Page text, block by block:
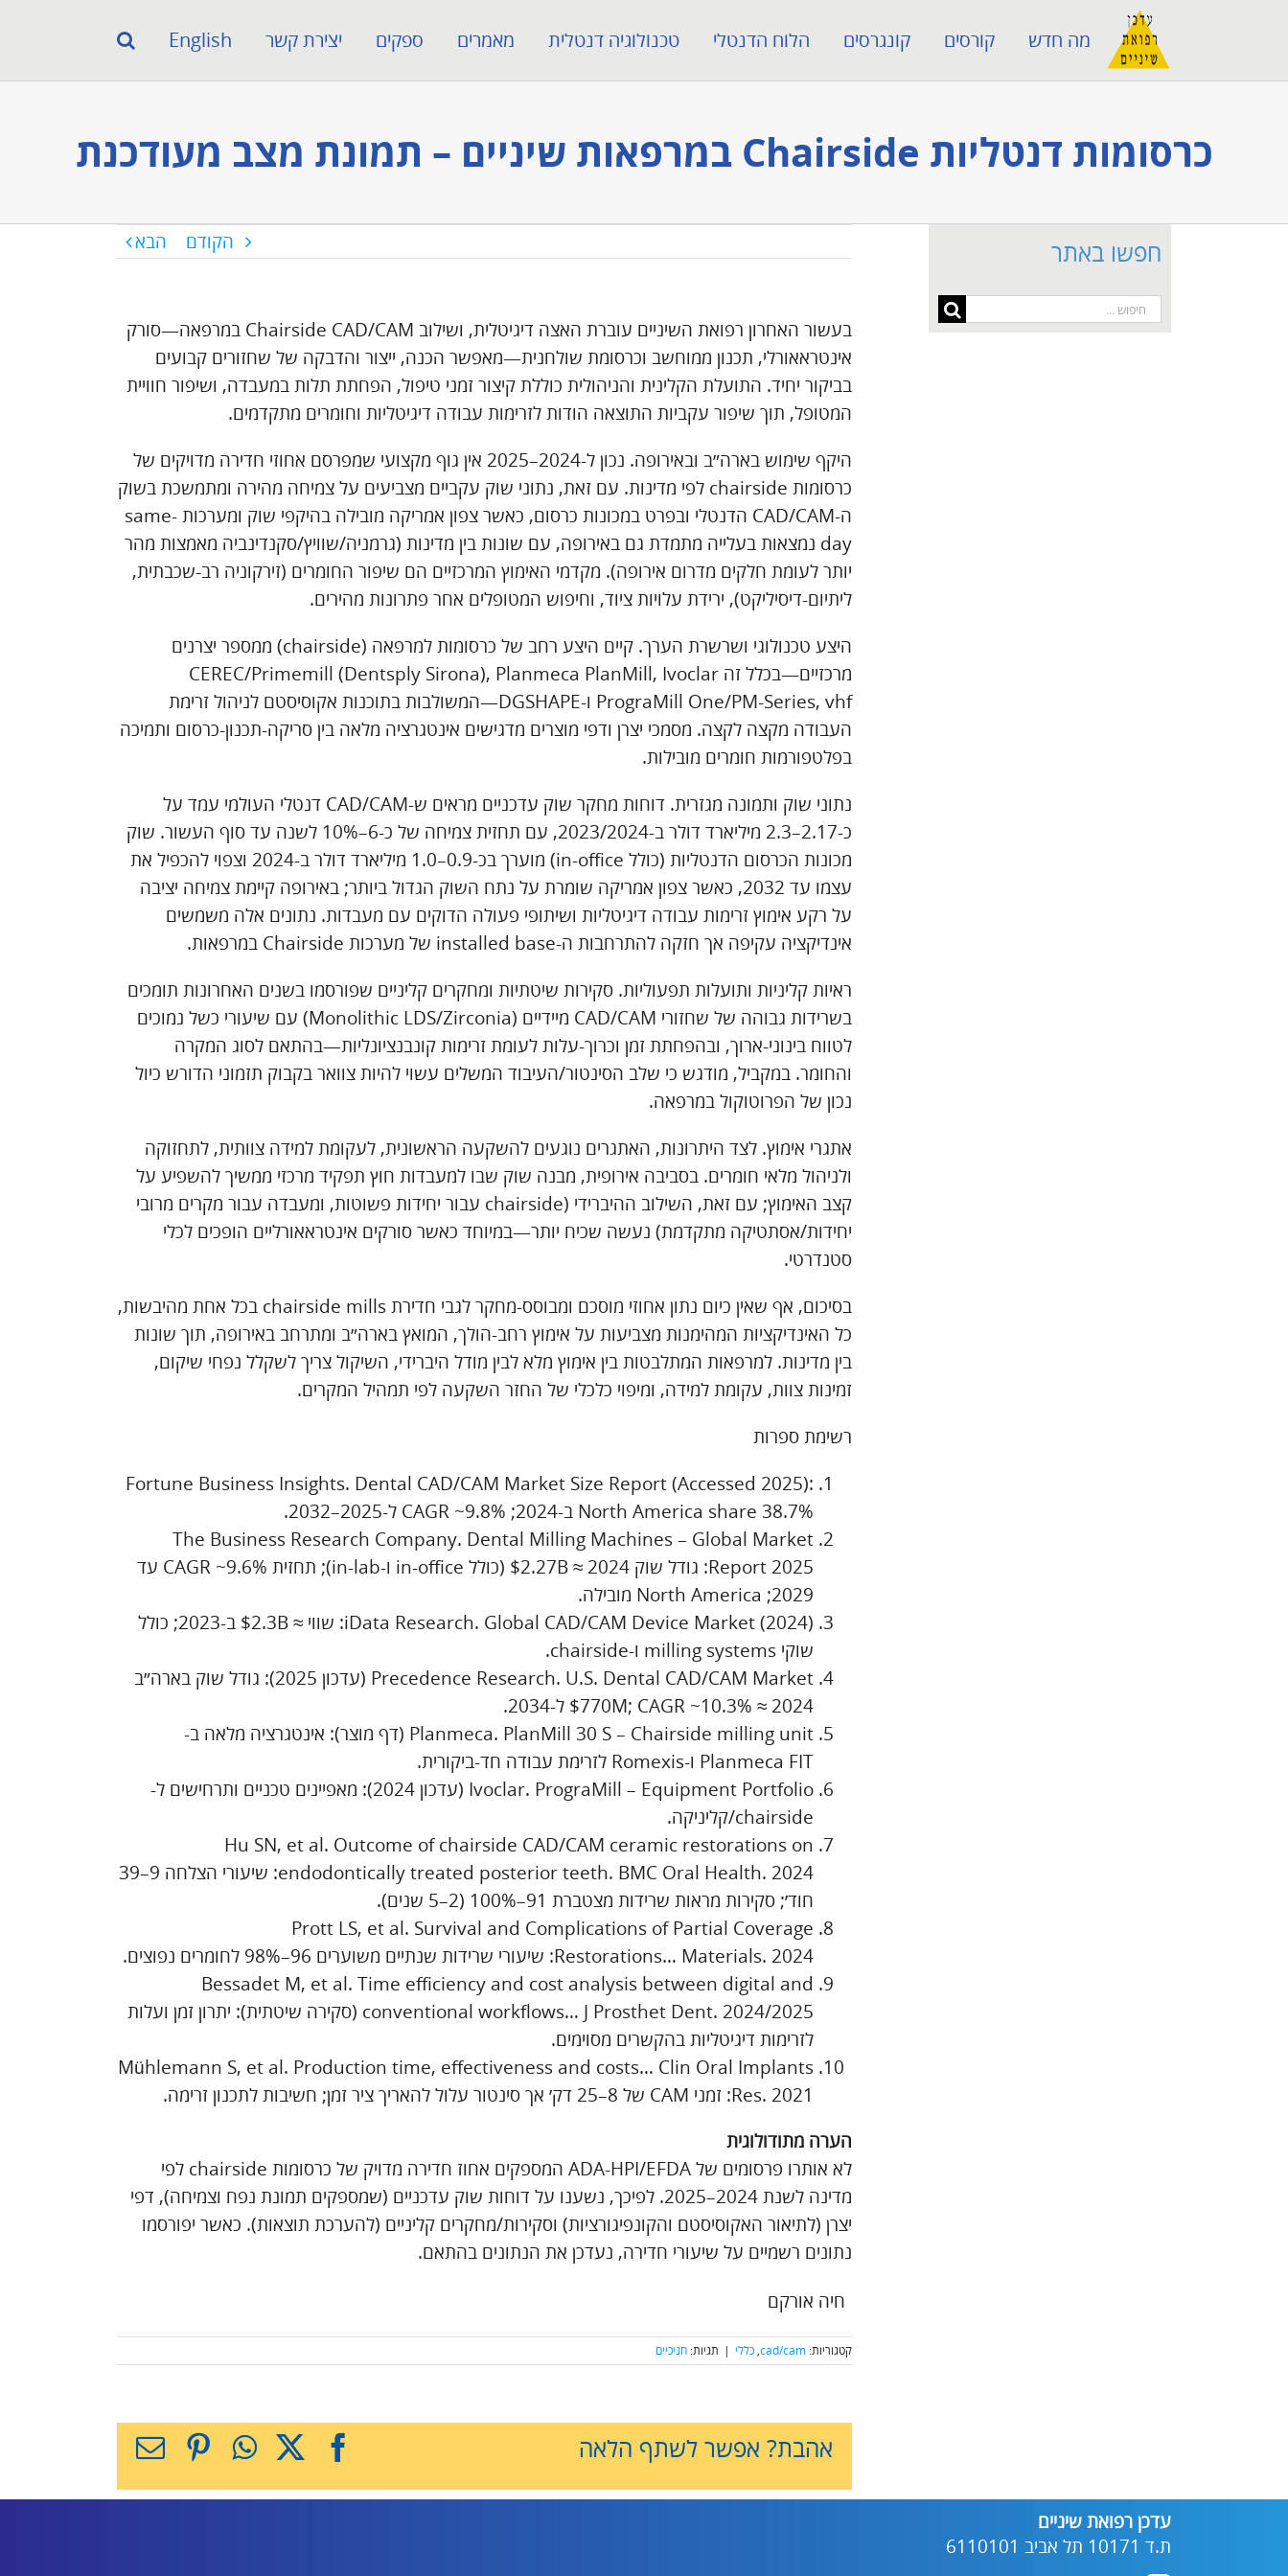
מה חדש קורסים קונגרסים הלוח הדנטלי טכנולוגיה דנטלית מאמרים ספקים יצירת קשר English
כרסומות דנטליות Chairside במרפאות שיניים – תמונת מצב מעודכנת‎
הקודם הבא
בעשור האחרון רפואת השיניים עוברת האצה דיגיטלית, ושילוב Chairside CAD/CAM במרפאה—סורק
אינטראאורלי, תכנון ממוחשב וכרסומת שולחנית—מאפשר הכנה, ייצור והדבקה של שחזורים קבועים
בביקור יחיד. התועלת הקלינית והניהולית כוללת קיצור זמני טיפול, הפחתת תלות במעבדה, ושיפור חוויית
המטופל, תוך שיפור עקביות התוצאה הודות לזרימות עבודה דיגיטליות וחומרים מתקדמים.
היקף שימוש בארה״ב ובאירופה. נכון ל-2024–2025 אין גוף מקצועי שמפרסם אחוזי חדירה מדויקים של
כרסומות chairside לפי מדינות. עם זאת, נתוני שוק עקביים מצביעים על צמיחה מהירה ומתמשכת בשוק
ה-CAD/CAM הדנטלי ובפרט במכונות כרסום, כאשר צפון אמריקה מובילה בהיקפי שוק ומערכות same-
day נמצאות בעלייה מתמדת גם באירופה, עם שונות בין מדינות (גרמניה/שוויץ/סקנדינביה מאמצות מהר
יותר לעומת חלקים מדרום אירופה). מקדמי האימוץ המרכזיים הם שיפור החומרים (זירקוניה רב-שכבתית,
ליתיום-דיסיליקט), ירידת עלויות ציוד, וחיפוש המטופלים אחר פתרונות מהירים.
היצע טכנולוגי ושרשרת הערך. קיים היצע רחב של כרסומות למרפאה (chairside) ממספר יצרנים
מרכזיים—בכלל זה CEREC/Primemill (Dentsply Sirona), Planmeca PlanMill, Ivoclar
PrograMill One/PM-Series, vhf ו-DGSHAPE—המשולבות בתוכנות אקוסיסטם לניהול זרימת
העבודה מקצה לקצה. מסמכי יצרן ודפי מוצרים מדגישים אינטגרציה מלאה בין סריקה-תכנון-כרסום ותמיכה
בפלטפורמות חומרים מובילות.
נתוני שוק ותמונה מגזרית. דוחות מחקר שוק עדכניים מראים ש-CAD/CAM דנטלי העולמי עמד על
כ-2.17–2.3 מיליארד דולר ב-2023/2024, עם תחזית צמיחה של כ-6–10% לשנה עד סוף העשור. שוק
מכונות הכרסום הדנטליות (כולל in-office) מוערך בכ-0.9–1.0 מיליארד דולר ב-2024 וצפוי להכפיל את
עצמו עד 2032, כאשר צפון אמריקה שומרת על נתח השוק הגדול ביותר; באירופה קיימת צמיחה יציבה
על רקע אימוץ זרימות עבודה דיגיטליות ושיתופי פעולה הדוקים עם מעבדות. נתונים אלה משמשים
אינדיקציה עקיפה אך חזקה להתרחבות ה-installed base של מערכות Chairside במרפאות.
ראיות קליניות ותועלות תפעוליות. סקירות שיטתיות ומחקרים קליניים שפורסמו בשנים האחרונות תומכים
בשרידות גבוהה של שחזורי CAD/CAM מיידיים (Monolithic LDS/Zirconia) עם שיעורי כשל נמוכים
לטווח בינוני-ארוך, ובהפחתת זמן וכרוך-עלות לעומת זרימות קונבנציונליות—בהתאם לסוג המקרה
והחומר. במקביל, מודגש כי שלב הסינטור/העיבוד המשלים עשוי להיות צוואר בקבוק תזמוני הדורש כיול
נכון של הפרוטוקול במרפאה.
אתגרי אימוץ. לצד היתרונות, האתגרים נוגעים להשקעה הראשונית, לעקומת למידה צוותית, לתחזוקה
ולניהול מלאי חומרים. בסביבה אירופית, מבנה שוק שבו למעבדות חוץ תפקיד מרכזי ממשיך להשפיע על
קצב האימוץ; עם זאת, השילוב ההיברידי (chairside עבור יחידות פשוטות, ומעבדה עבור מקרים מרובי
יחידות/אסתטיקה מתקדמת) נעשה שכיח יותר—במיוחד כאשר סורקים אינטראאורליים הופכים לכלי
סטנדרטי.
בסיכום, אף שאין כיום נתון אחוזי מוסכם ומבוסס-מחקר לגבי חדירת chairside mills בכל אחת מהיבשות,
כל האינדיקציות המהימנות מצביעות על אימוץ רחב-הולך, המואץ בארה״ב ומתרחב באירופה, תוך שונות
בין מדינות. למרפאות המתלבטות בין אימוץ מלא לבין מודל היברידי, השיקול צריך לשקלל נפחי שיקום,
זמינות צוות, עקומת למידה, ומיפוי כלכלי של החזר השקעה לפי תמהיל המקרים.
רשימת ספרות
Fortune Business Insights. Dental CAD/CAM Market Size Report (Accessed 2025):
North America share 38.7% ב-2024; CAGR ~9.8% ל-2025–2032.
The Business Research Company. Dental Milling Machines – Global Market
Report 2025: גודל שוק 2024 ≈ $2.27B (כולל in-office ו-in-lab); תחזית CAGR ~9.6% עד
2029; North America מובילה.
iData Research. Global CAD/CAM Device Market (2024): שווי ≈ $2.3B ב-2023; כולל
שוקי milling systems ו-chairside.
Precedence Research. U.S. Dental CAD/CAM Market (עדכון 2025): גודל שוק בארה״ב
2024 ≈ $770M; CAGR ~10.3% ל-2034.
Planmeca. PlanMill 30 S – Chairside milling unit (דף מוצר): אינטגרציה מלאה ב-
Planmeca FIT ו-Romexis לזרימת עבודה חד-ביקורית.
Ivoclar. PrograMill – Equipment Portfolio (עדכון 2024): מאפיינים טכניים ותרחישים ל-
chairside/קליניקה.
Hu SN, et al. Outcome of chairside CAD/CAM ceramic restorations on
endodontically treated posterior teeth. BMC Oral Health. 2024: שיעורי הצלחה 9–39
חוד׳; סקירות מראות שרידות מצטברת 91–100% (2–5 שנים).
Prott LS, et al. Survival and Complications of Partial Coverage
Restorations… Materials. 2024: שיעורי שרידות שנתיים משוערים 96–98% לחומרים נפוצים.
Bessadet M, et al. Time efficiency and cost analysis between digital and
conventional workflows… J Prosthet Dent. 2024/2025 (סקירה שיטתית): יתרון זמן ועלות
לזרימות דיגיטליות בהקשרים מסוימים.
Mühlemann S, et al. Production time, effectiveness and costs… Clin Oral Implants
Res. 2021: זמני CAM של 8–25 דק׳ אך סינטור עלול להאריך ציר זמן; חשיבות לתכנון זרימה.
הערה מתודולוגית
לא אותרו פרסומים של ADA-HPI/EFDA המספקים אחוז חדירה מדויק של כרסומות chairside לפי
מדינה לשנת 2024–2025. לפיכך, נשענו על דוחות שוק עדכניים (שמספקים תמונת נפח וצמיחה), דפי
יצרן (לתיאור האקוסיסטם והקונפיגורציות) וסקירות/מחקרים קליניים (להערכת תוצאות). כאשר יפורסמו
נתונים רשמיים על שיעורי חדירה, נעדכן את הנתונים בהתאם.
אהבת? אפשר לשתף הלאה Facebook
X
WhatsApp
Pinterest
כתובת
חפשו באתר
חיפוש...
עדכן רפואת שיניים